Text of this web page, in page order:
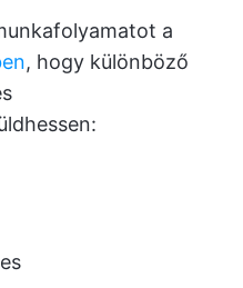
a
, hogy különböző